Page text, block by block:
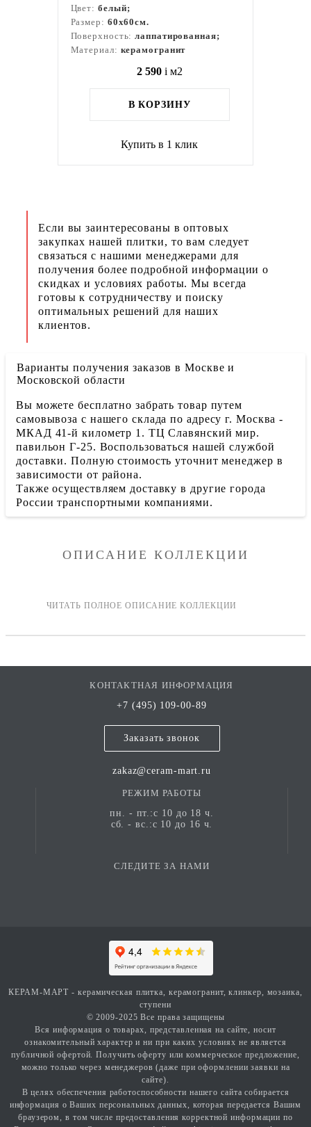
Цвет: белый;
Размер: 60x60см.
Поверхность:лаппатированная;
Материал: керамогранит
2 590 i м2
В КОРЗИНУ
Купить в 1 клик
Если вы заинтересованы в оптовых
закупках нашей плитки, то вам следует
связаться с нашими менеджерами для
получения более подробной информации о
скидках и условиях работы. Мы всегда
готовы к сотрудничеству и поиску
оптимальных решений для наших
клиентов.
Варианты получения заказов в Москве и
Московской области
Вы можете бесплатно забрать товар путем
самовывоза с нашего склада по адресу г. Москва -
МКАД 41-й километр 1. ТЦ Славянский мир.
павильон Г-25. Воспользоваться нашей службой
доставки. Полную стоимость уточнит менеджер в
зависимости от района.
Также осуществляем доставку в другие города
России транспортными компаниями.
ОПИСАНИЕ КОЛЛЕКЦИИ
КОНТАКТНАЯ ИНФОРМАЦИЯ
+7 (495) 109-00-89
Заказать звонок
zakaz@ceram-mart.ru
РЕЖИМ РАБОТЫ
пн. - пт.:с 10 до 18 ч.
сб. - вс.:с 10 до 16 ч.
СЛЕДИТЕ ЗА НАМИ
КЕРАМ-МАРТ - керамическая плитка, керамогранит, клинкер, мозаика,
ступени
© 2009-2025 Все права защищены
Вся информация о товарах, представленная на сайте, носит
ознакомительный характер и ни при каких условиях не является
публичной офертой. Получить оферту или коммерческое предложение,
можно только через менеджеров (даже при оформлении заявки на
сайте).
В целях обеспечения работоспособности нашего сайта собирается
информация о Ваших персональных данных, которая передается Вашим
браузером, в том числе предоставления корректной информации по